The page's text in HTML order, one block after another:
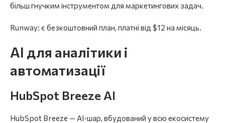
більш гнучким інструментом для маркетингових задач.
Runway: є безкоштовний план, платні від $12 на місяць.
AI для аналітики і
автоматизації
HubSpot Breeze AI
HubSpot Breeze — AI-шар, вбудований у всю екосистему